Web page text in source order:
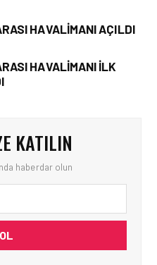
HAVALIMANI AÇILDI
HAVALIMANI İLK
KATILIN
haberdar olun